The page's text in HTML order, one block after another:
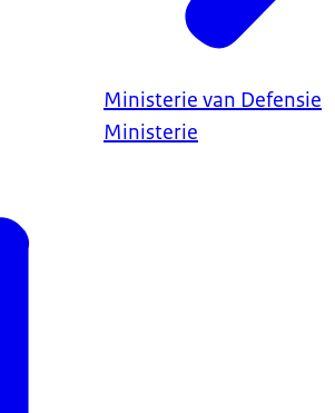
Ministerie van Defensie
Ministerie